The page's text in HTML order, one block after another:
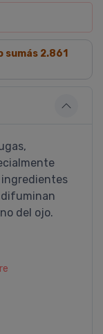
sumás 2.861
ingredientes
del ojo.